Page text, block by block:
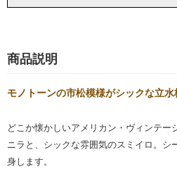
商品説明
モノトーンの市松模様がシックな立水
どこか懐かしいアメリカン・ヴィンテー
ニラと、シックな雰囲気のスミイロ。シ
身します。